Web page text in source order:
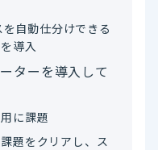
自動仕分けできる
導入
ターを導入して
に課題
題をクリアし、ス